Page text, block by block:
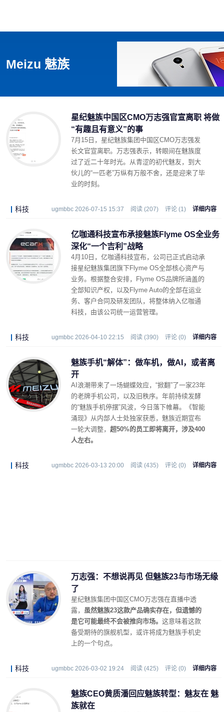
Meizu 魅族
星纪魅族中国区CMO万志强官宣离职 将做
“有趣且有意义”的事
7月15日，星纪魅族集团中国区CMO万志强发
长文官宣离职。万志强表示，转眼间在魅族度
过了近二十年时光。从青涩的初代魅友，到大
伙儿的“一匹老”万纵有万般不舍，还是迎来了毕
业的时刻。
科技 ugmbbc 2026-07-15 15:37 阅读 (207) 评论 (1) 详细内容
亿咖通科技宣布承接魅族Flyme OS全业务
深化“一个吉利”战略
4月10日，亿咖通科技宣布，公司已正式启动承
接星纪魅族集团旗下Flyme OS全部核心资产与
业务。根据整合安排，Flyme OS品牌所涵盖的
全部知识产权，以及Flyme Auto的全部在运业
务、客户合同及研发团队，将整体纳入亿咖通
科技，由该公司统一运营管理。
科技 ugmbbc 2026-04-10 22:15 阅读 (390) 评论 (0) 详细内容
魅族手机“解体”：做车机，做AI，或者离
开
AI浪潮带来了一场蝴蝶效应，“掀翻”了一家23年
的老牌手机公司，以及旧秩序。年前持续发酵
的“魅族手机停摆”风波，今日落下帷幕。《智能
涌现》从内部人士处独家获悉，魅族近期宣布
一轮大调整， 超50%的员工即将离开，涉及400
人左右。
科技 ugmbbc 2026-03-13 20:00 阅读 (435) 评论 (0) 详细内容
万志强：不想说再见 但魅族23与市场无缘
了
星纪魅族集团中国区CMO万志强在直播中透
露， 虽然魅族23这款产品确实存在，但遗憾的
是它可能最终不会被推向市场。 这意味着这款
备受期待的旗舰机型，或许将成为魅族手机史
上的一个句点。
科技 ugmbbc 2026-03-02 19:24 阅读 (425) 评论 (0) 详细内容
魅族CEO黄质潘回应魅族转型：魅友在 魅
族就在